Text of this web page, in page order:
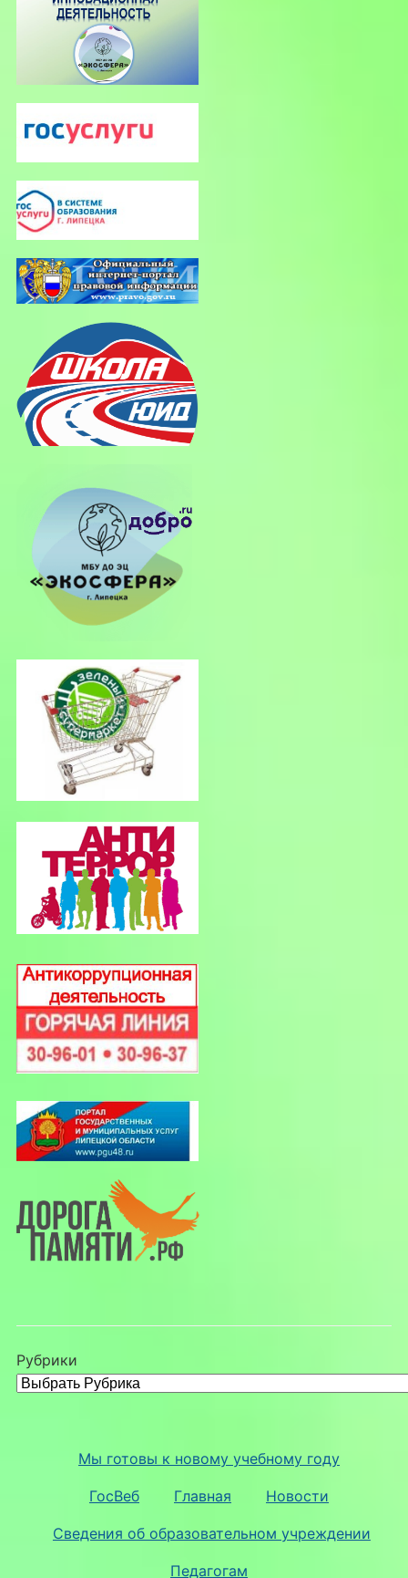
Рубрики
Мы готовы к новому учебному году
ГосВеб Главная Новости
Сведения об образовательном учреждении
Педагогам